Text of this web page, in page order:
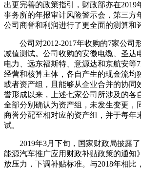
出更完善的政策指引，财政部亦在2019
事务所的年报审计风险警示会，第三方
公司商誉和利润进行了更全面的测算和
公司对2012-2017年收购的7家公司
减值测试。公司收购的安徽电缆、圣达
电力、远东福斯特、意源达和京航安等
经营和核算主体，各自产生的现金流均
或者资产组，且能够从企业合并的协同
誉形成以来，上述七家公司所涉及的各
全部分别确认为资产组，未发生变更，
商誉分配至相对应的资产组，并于每年
试。
2019年3月下旬，国家财政局披露
能源汽车推广应用财政补贴政策的通知
放压力，下调补贴标准。与2018年相比